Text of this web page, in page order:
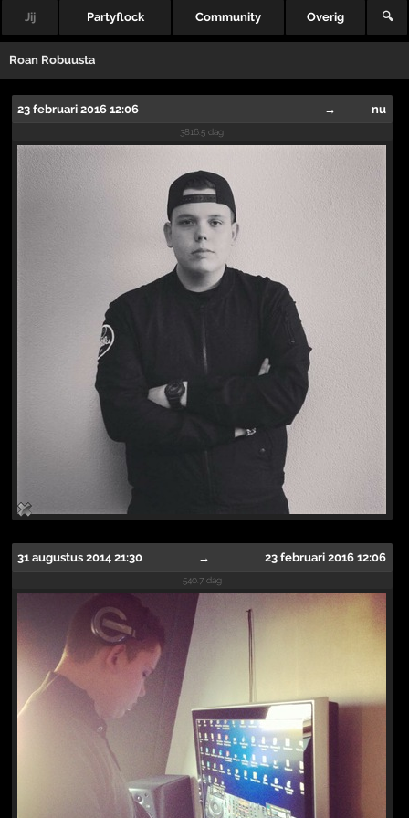
Jij Partyflock Community Overig 🔍
Roan Robuusta
23 februari 2016 12:06 → nu
3816.5 dag
31 augustus 2014 21:30 → 23 februari 2016 12:06
540.7 dag